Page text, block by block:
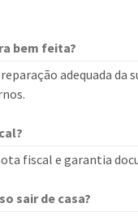
bem feita?
adequada da
fiscal e garantia
sair de casa?